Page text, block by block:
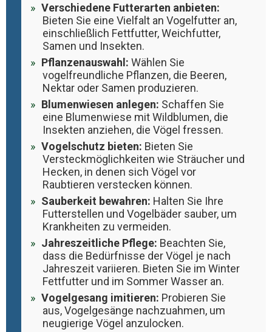
Verschiedene Futterarten anbieten:
Bieten Sie eine Vielfalt an Vogelfutter an,
einschließlich Fettfutter, Weichfutter,
Samen und Insekten.
Pflanzenauswahl: Wählen Sie
vogelfreundliche Pflanzen, die Beeren,
Nektar oder Samen produzieren.
Blumenwiesen anlegen: Schaffen Sie
eine Blumenwiese mit Wildblumen, die
Insekten anziehen, die Vögel fressen.
Vogelschutz bieten: Bieten Sie
Versteckmöglichkeiten wie Sträucher und
Hecken, in denen sich Vögel vor
Raubtieren verstecken können.
Sauberkeit bewahren: Halten Sie Ihre
Futterstellen und Vogelbäder sauber, um
Krankheiten zu vermeiden.
Jahreszeitliche Pflege: Beachten Sie,
dass die Bedürfnisse der Vögel je nach
Jahreszeit variieren. Bieten Sie im Winter
Fettfutter und im Sommer Wasser an.
Vogelgesang imitieren: Probieren Sie
aus, Vogelgesänge nachzuahmen, um
neugierige Vögel anzulocken.